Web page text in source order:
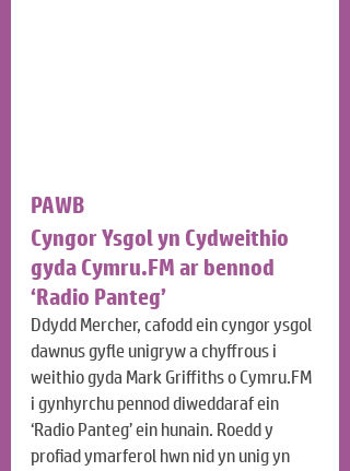
PAWB
Cyngor Ysgol yn Cydweithio
gyda Cymru.FM ar bennod
‘Radio Panteg’
Ddydd Mercher, cafodd ein cyngor ysgol
dawnus gyfle unigryw a chyffrous i
weithio gyda Mark Griffiths o Cymru.FM
i gynhyrchu pennod diweddaraf ein
‘Radio Panteg’ ein hunain. Roedd y
profiad ymarferol hwn nid yn unig yn